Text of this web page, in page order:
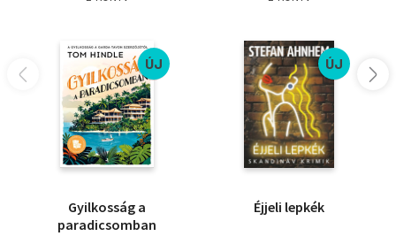
ÚJ
Gyilkosság a
paradicsomban
ÚJ
Éjjeli lepkék